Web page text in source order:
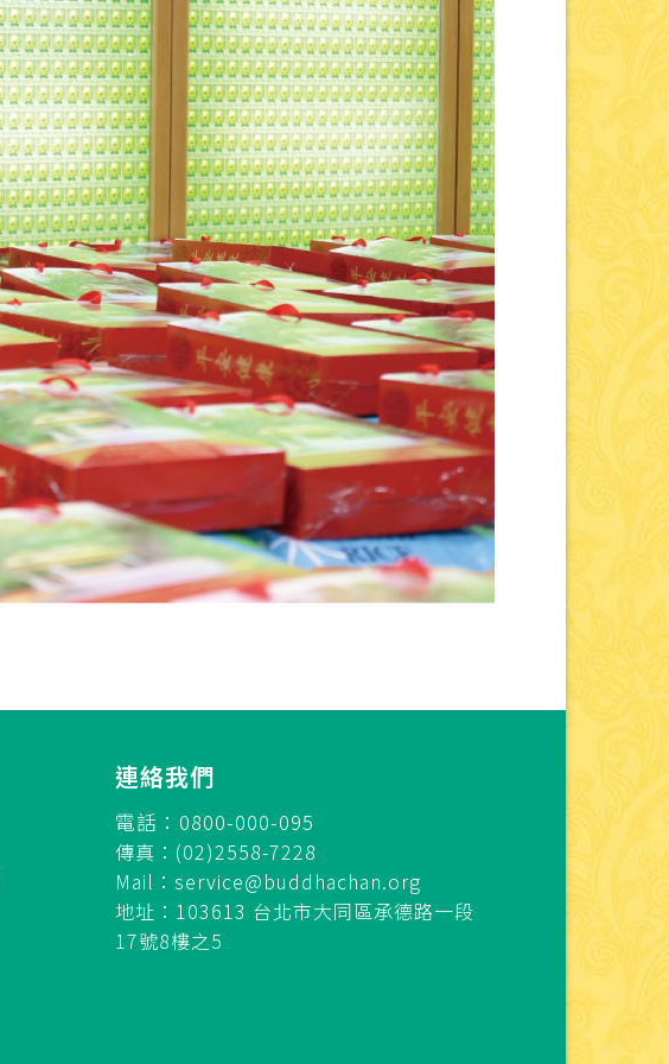
連絡我們
電話：0800-000-095
傳真：(02)2558-7228
Mail： service@buddhachan.org
地址：103613 台北市大同區承德路一段
17號8樓之5